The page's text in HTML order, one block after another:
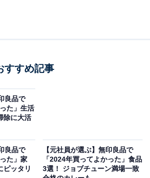
MUJI GIFT CARD」（今年は2025円）
」の中身】
（2025円分）※一部を除く全国店
利用可
とストーリーに関するリーフレット
2012年、震災復興への思いを込めて
テムでした。
すすめ記事
良品で
た」生活
除に大活
良品で
た」家
ピッタリ
【元社員が選ぶ】無印良品で
「2024年買ってよかった」食品
3選！ ジョブチューン満場一致